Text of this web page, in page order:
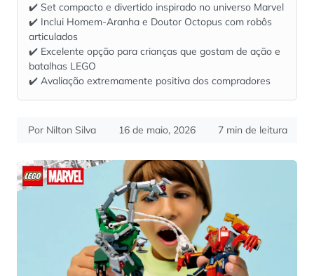
✔️ Set compacto e divertido inspirado no universo Marvel
✔️ Inclui Homem-Aranha e Doutor Octopus com robôs
articulados
✔️ Excelente opção para crianças que gostam de ação e
batalhas LEGO
✔️ Avaliação extremamente positiva dos compradores
Por Nilton Silva 16 de maio, 2026 7 min de leitura